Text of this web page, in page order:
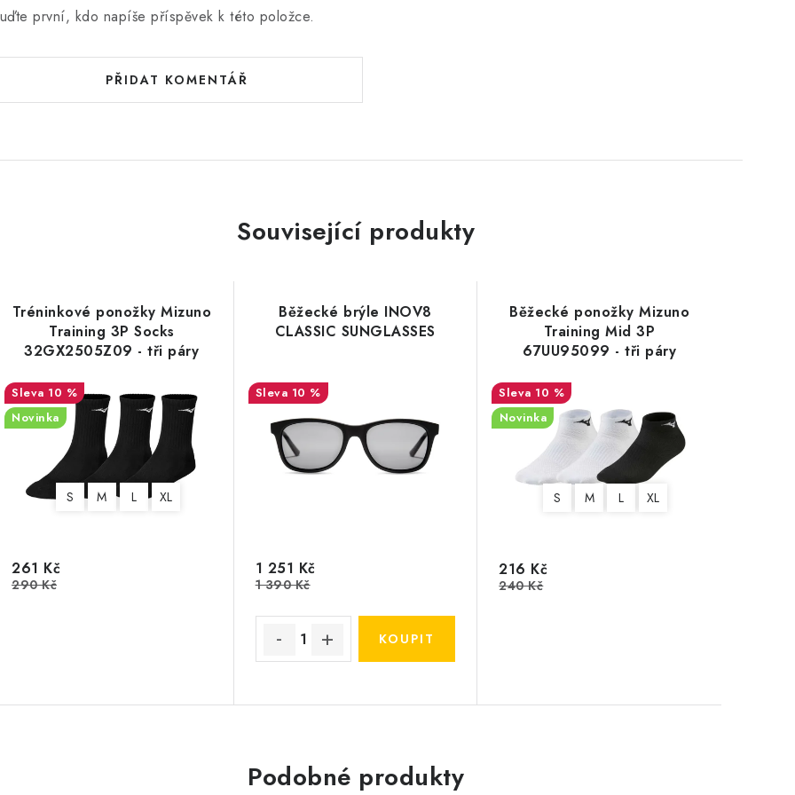
první, kdo napíše příspěvek k této položce.
PŘIDAT KOMENTÁŘ
Související produkty
Tréninkové ponožky Mizuno
Training 3P Socks
32GX2505Z09 - tři páry
10 %
Novinka
S M L XL
261 Kč
290 Kč
Běžecké brýle INOV8
CLASSIC SUNGLASSES
10 %
1 251 Kč
1 390 Kč
Běžecké ponožky Mizuno
Training Mid 3P
67UU95099 - tři páry
10 %
Novinka
S M L XL
216 Kč
240 Kč
Podobné produkty